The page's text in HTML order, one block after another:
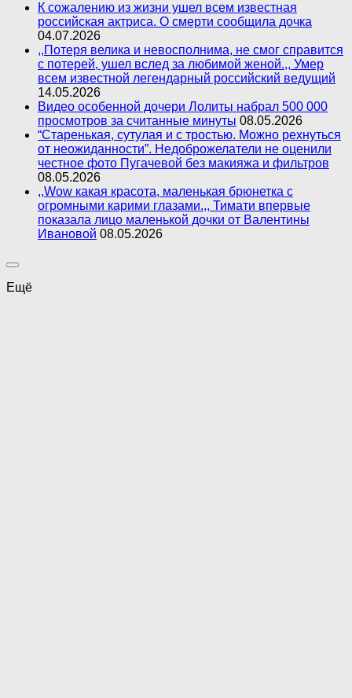
К сожалению из жизни ушел всем известная
российская актриса. О смерти сообщила дочка
04.07.2026
,,Потеря велика и невосполнима, не смог справится
с потерей, ушел вслед за любимой женой.,, Умер
всем известной легендарный российский ведущий
14.05.2026
Видео особенной дочери Лолиты набрал 500 000
просмотров за считанные минуты 08.05.2026
“Старенькая, сутулая и с тростью. Можно рехнуться
от неожиданности”. Недоброжелатели не оценили
честное фото Пугачевой без макияжа и фильтров
08.05.2026
,,Wow какая красота, маленькая брюнетка с
огромными карими глазами.,, Тимати впервые
показала лицо маленькой дочки от Валентины
Ивановой 08.05.2026
Ещё